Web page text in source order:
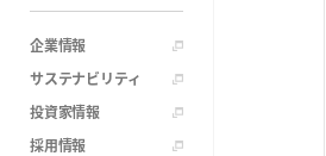
企業情報
サステナビリティ
投資家情報
採用情報